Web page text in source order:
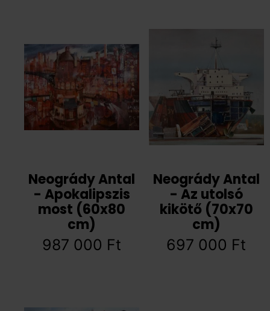
Neogrády Antal
- Apokalipszis
most (60x80
cm)
987 000 Ft
Neogrády Antal
- Az utolsó
kikötő (70x70
cm)
697 000 Ft